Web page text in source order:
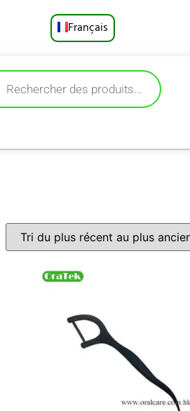
Français
Русский
العربية
日本語